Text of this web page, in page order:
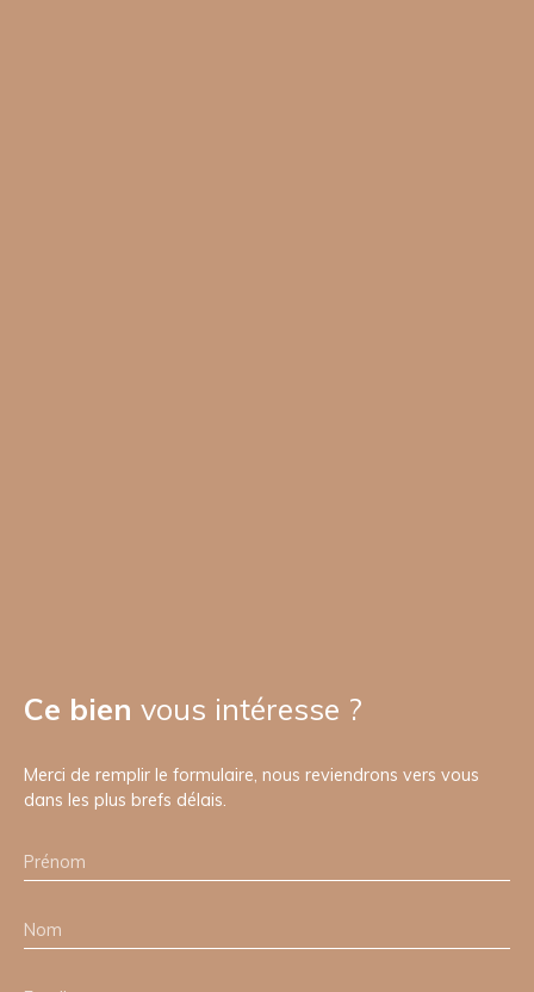
Ce bien vous intéresse ?
Merci de remplir le formulaire, nous reviendrons vers vous
dans les plus brefs délais.
Prénom
Nom